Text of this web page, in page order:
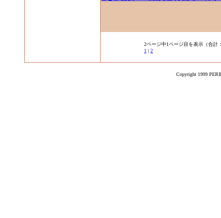
2ページ中1ページ目を表示（合計
1 | 2
Copyright 1999